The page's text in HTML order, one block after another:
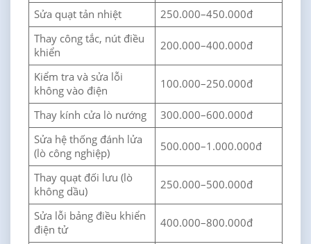
Sửa quạt tản nhiệt
250.000–450.000đ
Thay công tắc, nút điều
khiển
200.000–400.000đ
Kiểm tra và sửa lỗi
không vào điện
100.000–250.000đ
Thay kính cửa lò nướng
300.000–600.000đ
Sửa hệ thống đánh lửa
(lò công nghiệp)
500.000–1.000.000đ
Thay quạt đối lưu (lò
không dầu)
250.000–500.000đ
Sửa lỗi bảng điều khiển
điện tử
400.000–800.000đ